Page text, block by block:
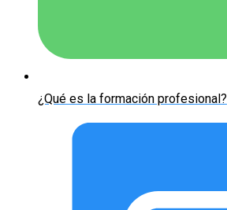
¿Qué es la formación profesional?